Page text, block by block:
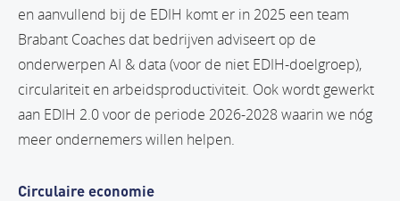
en aanvullend bij de EDIH komt er in 2025 een team
Brabant Coaches dat bedrijven adviseert op de
onderwerpen AI & data (voor de niet EDIH-doelgroep),
circulariteit en arbeidsproductiviteit. Ook wordt gewerkt
aan EDIH 2.0 voor de periode 2026-2028 waarin we nóg
meer ondernemers willen helpen.
Circulaire economie